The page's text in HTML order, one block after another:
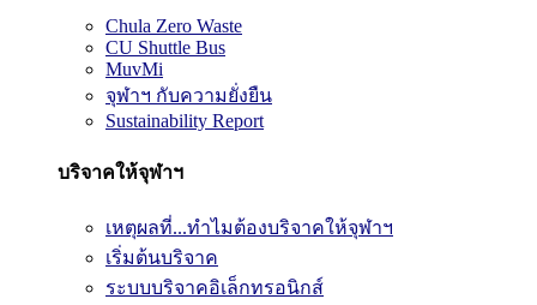
Chula Zero Waste
CU Shuttle Bus
MuvMi
จุฬาฯ กับความยั่งยืน
Sustainability Report
บริจาคให้จุฬาฯ
เหตุผลที่...ทำไมต้องบริจาคให้จุฬาฯ
เริ่มต้นบริจาค
ระบบบริจาคอิเล็กทรอนิกส์